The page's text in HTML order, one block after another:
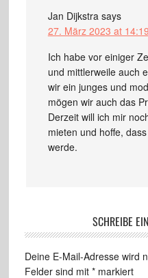
Jan Dijkstra says
27. März 2023 at 14:19
Ich habe vor einiger
und mittlerweile auch
wir ein junges und
mögen wir auch das
Derzeit will ich mir
mieten und hoffe,
werde.
SCHREIBE
Deine E-Mail-Adresse wird
Felder sind mit *markiert